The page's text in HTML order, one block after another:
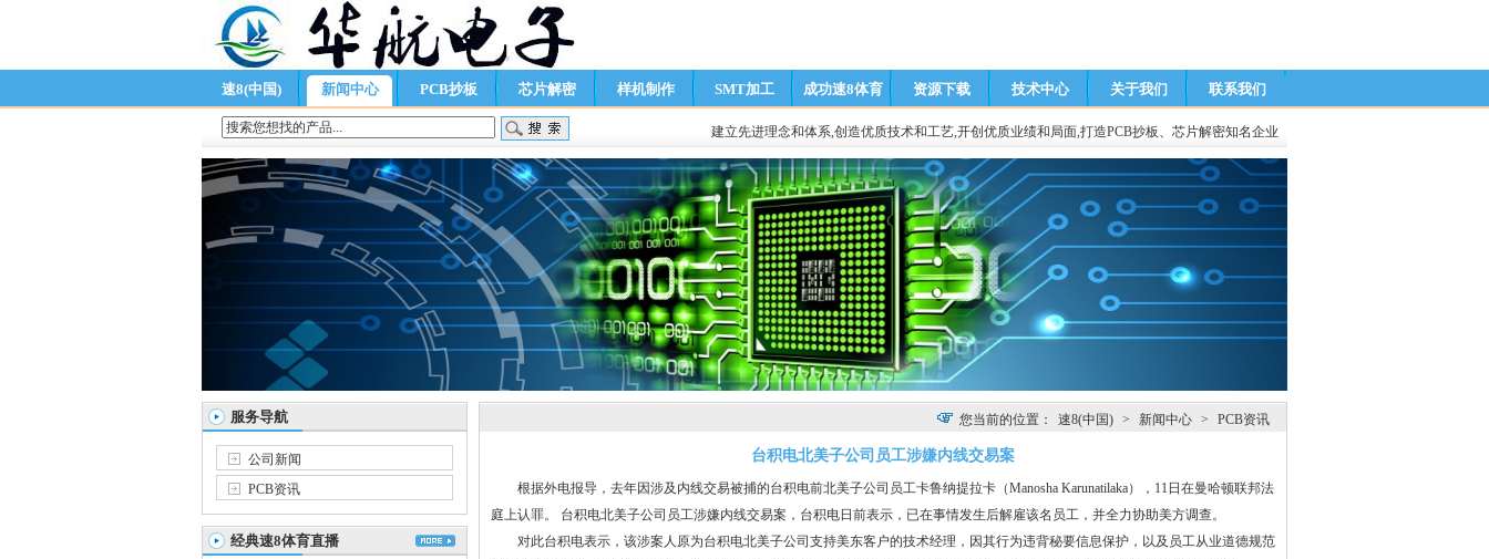
速8(中国) 新闻中心 PCB抄板 芯片解密 样机制作 SMT加工
成功速8体育
资源下载 技术中心 关于我们 联系我们
建立先进理念和体系,创造优质技术和工艺,开创优质业绩和局面,打造PCB抄板、芯片解密知名企业
服务导航
公司新闻
PCB资讯
经典速8体育直播
您当前的位置： 速8(中国) > 新闻中心 > PCB资讯
台积电北美子公司员工涉嫌内线交易案
根据外电报导，去年因涉及内线交易被捕的台积电前北美子公司员工卡鲁纳提拉卡（Manosha Karunatilaka），11日在曼哈顿联邦法
庭上认罪。 台积电北美子公司员工涉嫌内线交易案，台积电日前表示，已在事情发生后解雇该名员工，并全力协助美方调查。
对此台积电表示，该涉案人原为台积电北美子公司支持美东客户的技术经理，因其行为违背秘要信息保护，以及员工从业道德规范